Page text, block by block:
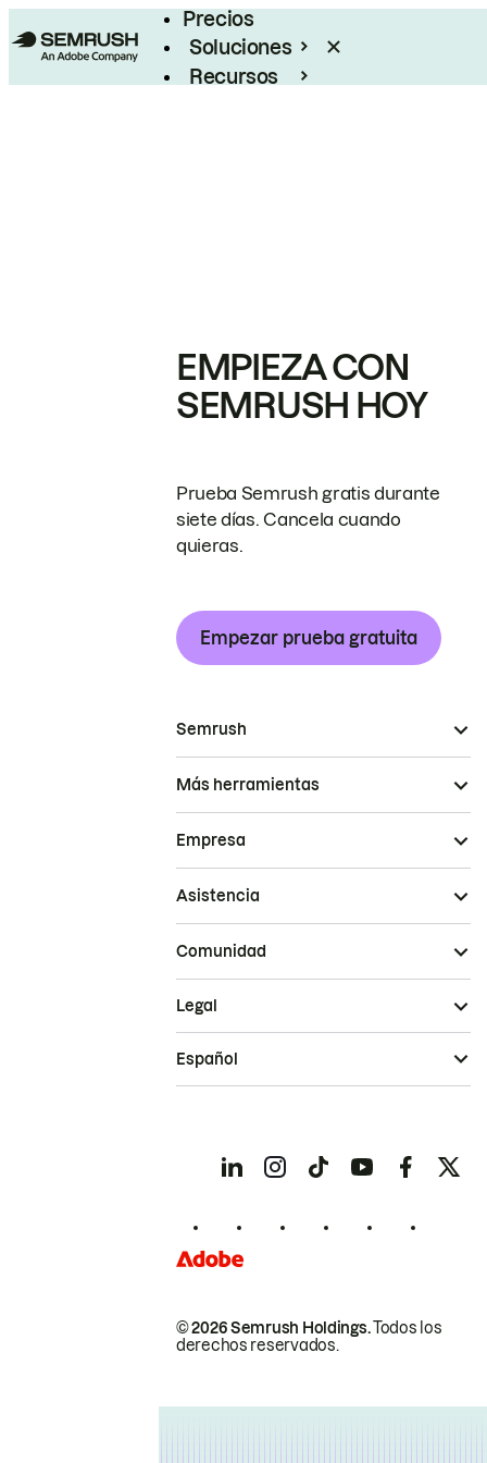
Precios
Soluciones
Recursos
EMPIEZA CON
SEMRUSH HOY
Prueba Semrush gratis durante
siete días. Cancela cuando
quieras.
Empezar prueba gratuita
Semrush
Más herramientas
Empresa
Asistencia
Comunidad
© 2026 Semrush Holdings.Todos los
derechos reservados.
Legal
Español